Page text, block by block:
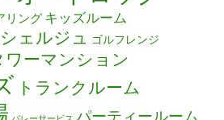
リング キッズルーム
ェルジュ ゴルフレンジ
ワーマンション
トランクルーム
パーティールーム